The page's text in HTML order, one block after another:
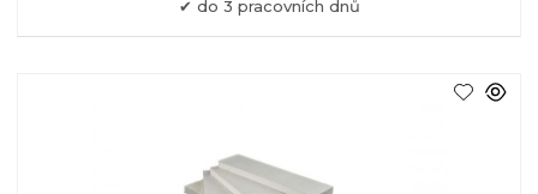
do 3 pracovních dnů